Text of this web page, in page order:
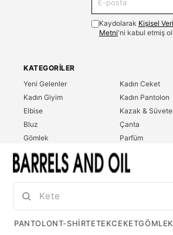
Kaydolarak Kişisel
Metni'ni kabul etmiş
KATEGORILER
Yeni Gelenler
Kadın Giyim
Elbise
Bluz
Gömlek
T-Shirt
Sweatshirt
Kadın Ceket
Kadın Pantolon
Kazak &
Çanta
Parfüm
Erkek Giyim
PANTOLONT-SHIRTETEKCEKETGÖMLEK